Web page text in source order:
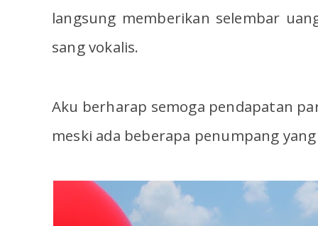
langsung memberikan selembar
sang vokalis.
Aku berharap semoga pendapatan
meski ada beberapa penumpang